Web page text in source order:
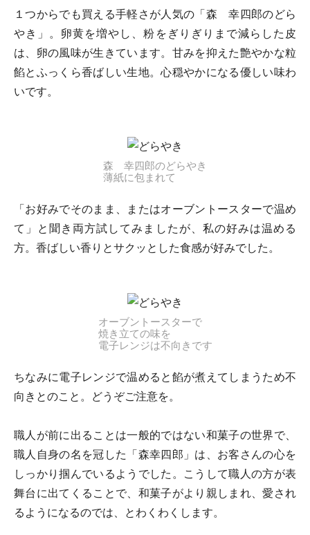
１つからでも買える手軽さが人気の「森 幸四郎のどら
やき」。卵黄を増やし、粉をぎりぎりまで減らした皮
は、卵の風味が生きています。甘みを抑えた艶やかな粒
餡とふっくら香ばしい生地。心穏やかになる優しい味わ
いです。
森 幸四郎のどらやき
薄紙に包まれて
「お好みでそのまま、またはオーブントースターで温め
て」と聞き両方試してみましたが、私の好みは温める
方。香ばしい香りとサクッとした食感が好みでした。
オーブントースターで
焼き立ての味を
電子レンジは不向きです
ちなみに電子レンジで温めると餡が煮えてしまうため不
向きとのこと。どうぞご注意を。
職人が前に出ることは一般的ではない和菓子の世界で、
職人自身の名を冠した「森幸四郎」は、お客さんの心を
しっかり掴んでいるようでした。こうして職人の方が表
舞台に出てくることで、和菓子がより親しまれ、愛され
るようになるのでは、とわくわくします。